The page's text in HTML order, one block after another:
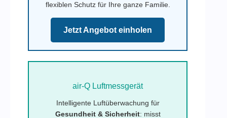
flexiblen Schutz für Ihre ganze Familie.
Jetzt Angebot einholen
air-Q Luftmessgerät
Intelligente Luftüberwachung für
Gesundheit & Sicherheit: misst